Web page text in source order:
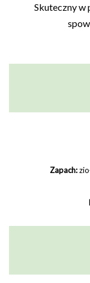
Skuteczny w
Zapach: